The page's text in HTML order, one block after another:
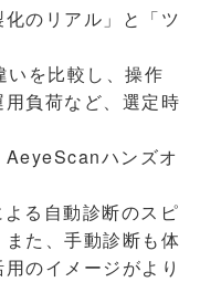
のリアル」と「ツ
を比較し、操作
負荷など、選定時
AeyeScanハンズオ
る自動診断のスピ
た、手動診断も体
のイメージがより